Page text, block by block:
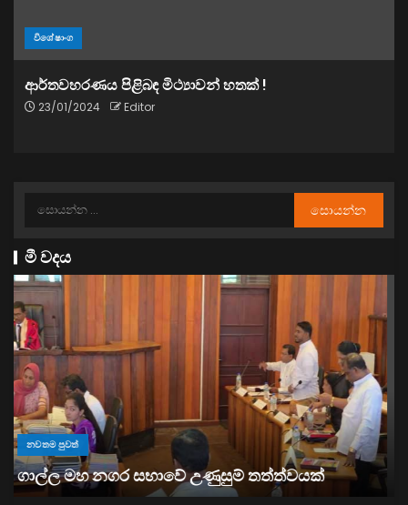
විශේෂාංග
ආර්තවහරණය පිළිබඳ මිථ්‍යාවන් හතක් !
23/01/2024 Editor
මී වදය
නවතම පුවත්
“ඉවත් වෙනු” තිබුණත්, මෙරට අයිස් මත්ද්‍රව්‍ය භාවිතය
ඉහළට